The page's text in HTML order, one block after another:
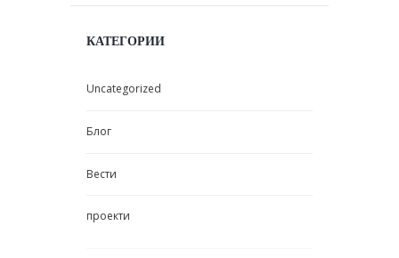
КАТЕГОРИИ
Uncategorized
Блог
Вести
проекти